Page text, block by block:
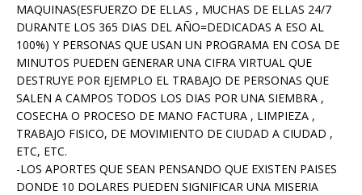
MAQUINAS(ESFUERZO DE ELLAS , MUCHAS DE ELLAS 24/7
DURANTE LOS 365 DIAS DEL AÑO=DEDICADAS A ESO AL
100%) Y PERSONAS QUE USAN UN PROGRAMA EN COSA DE
MINUTOS PUEDEN GENERAR UNA CIFRA VIRTUAL QUE
DESTRUYE POR EJEMPLO EL TRABAJO DE PERSONAS QUE
SALEN A CAMPOS TODOS LOS DIAS POR UNA SIEMBRA ,
COSECHA O PROCESO DE MANO FACTURA , LIMPIEZA ,
TRABAJO FISICO, DE MOVIMIENTO DE CIUDAD A CIUDAD ,
ETC, ETC.
-LOS APORTES QUE SEAN PENSANDO QUE EXISTEN PAISES
DONDE 10 DOLARES PUEDEN SIGNIFICAR UNA MISERIA